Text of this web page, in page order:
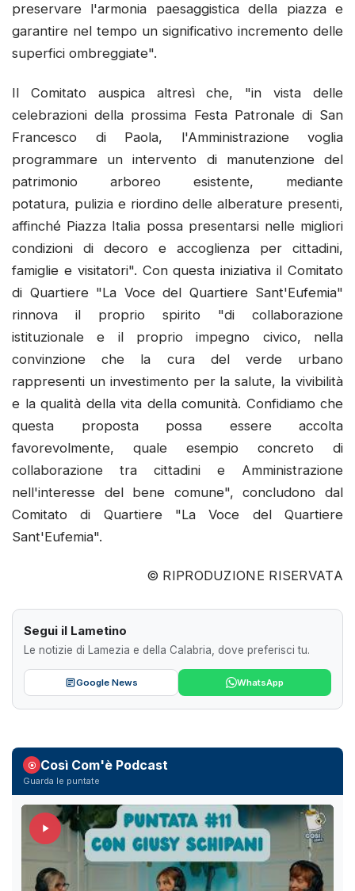
preservare l'armonia paesaggistica della piazza e
garantire nel tempo un significativo incremento delle
superfici ombreggiate".
Il Comitato auspica altresì che, "in vista delle
celebrazioni della prossima Festa Patronale di San
Francesco di Paola, l'Amministrazione voglia
programmare un intervento di manutenzione del
patrimonio arboreo esistente, mediante
potatura, pulizia e riordino delle alberature presenti,
affinché Piazza Italia possa presentarsi nelle migliori
condizioni di decoro e accoglienza per cittadini,
famiglie e visitatori". Con questa iniziativa il Comitato
di Quartiere "La Voce del Quartiere Sant'Eufemia"
rinnova il proprio spirito "di collaborazione
istituzionale e il proprio impegno civico, nella
convinzione che la cura del verde urbano
rappresenti un investimento per la salute, la vivibilità
e la qualità della vita della comunità. Confidiamo che
questa proposta possa essere accolta
favorevolmente, quale esempio concreto di
collaborazione tra cittadini e Amministrazione
nell'interesse del bene comune", concludono dal
Comitato di Quartiere "La Voce del Quartiere
Sant'Eufemia".
© RIPRODUZIONE RISERVATA
Segui il Lametino
Le notizie di Lamezia e della Calabria, dove preferisci tu.
Google News WhatsApp
Così Com'è Podcast
Guarda le puntate